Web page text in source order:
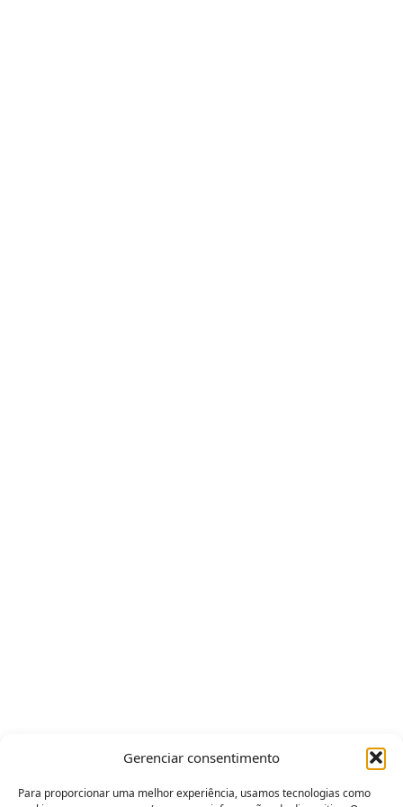
Gerenciar consentimento
Para proporcionar uma melhor experiência, usamos tecnologias como